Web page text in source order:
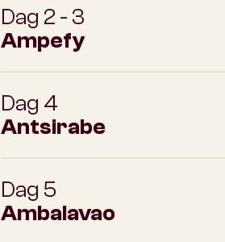
Dag 2 - 3
Ampefy
Dag 4
Antsirabe
Dag 5
Ambalavao